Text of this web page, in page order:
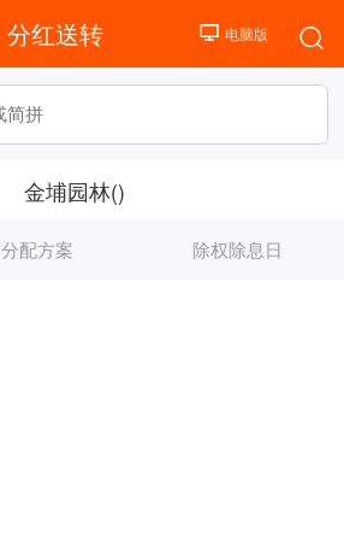
分红送转
金埔园林()
分配方案 除权除息日